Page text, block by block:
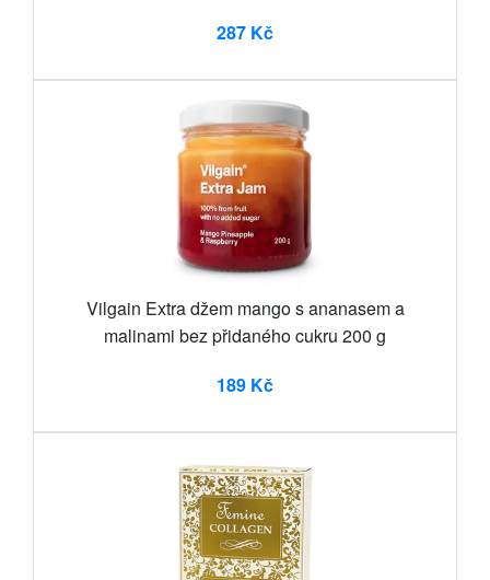
287 Kč
Vilgain Extra džem mango s ananasem a
malinami bez přidaného cukru 200 g
189 Kč